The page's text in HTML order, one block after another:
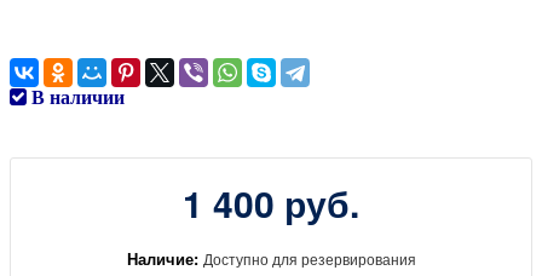
В наличии
1 400 руб.
Наличие: Доступно для резервирования